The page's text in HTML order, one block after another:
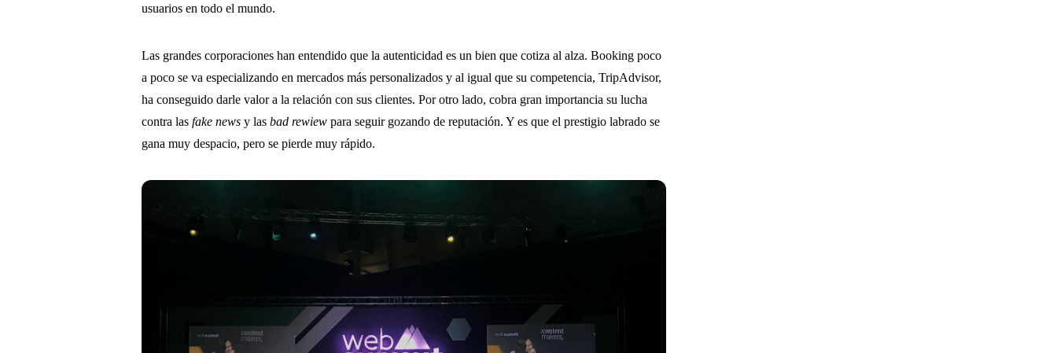
usuarios en todo el mundo.
Las grandes corporaciones han entendido que la autenticidad es un bien que cotiza al alza. Booking poco
a poco se va especializando en mercados más personalizados y al igual que su competencia, TripAdvisor,
ha conseguido darle valor a la relación con sus clientes. Por otro lado, cobra gran importancia su lucha
contra lasfake news y lasbad rewiew para seguir gozando de reputación. Y es que el prestigio labrado se
gana muy despacio, pero se pierde muy rápido.